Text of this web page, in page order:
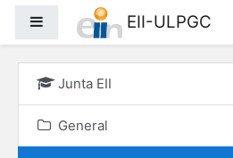
Panel lateral EII-ULPGC
Junta EII
General